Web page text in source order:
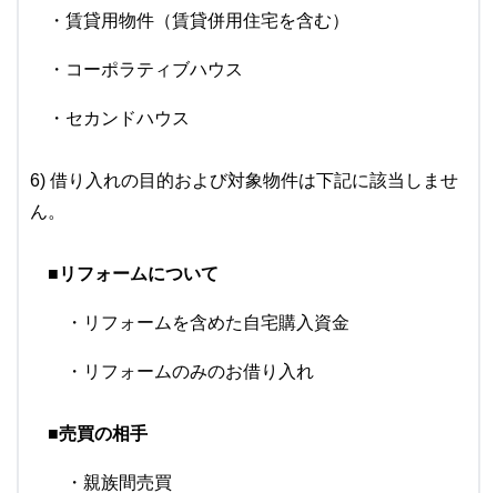
・賃貸用物件（賃貸併用住宅を含む）
・コーポラティブハウス
・セカンドハウス
6) 借り入れの目的および対象物件は下記に該当しませ
ん。
■リフォームについて
・リフォームを含めた自宅購入資金
・リフォームのみのお借り入れ
■売買の相手
・親族間売買